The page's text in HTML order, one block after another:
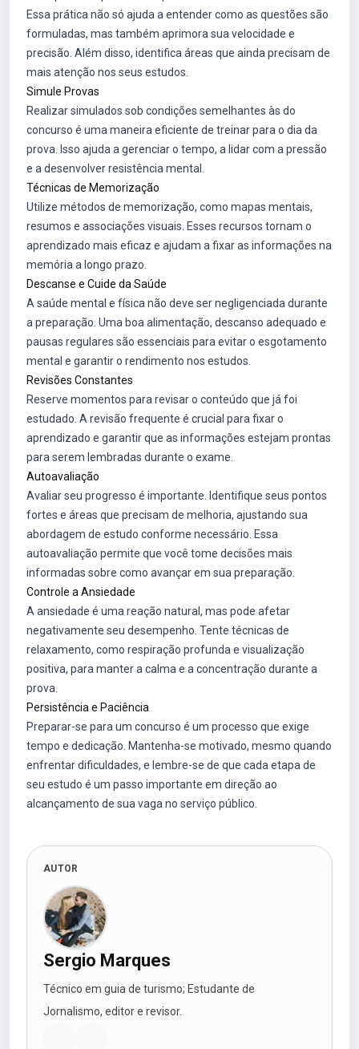
Essa prática não só ajuda a entender como as questões são
formuladas, mas também aprimora sua velocidade e
precisão. Além disso, identifica áreas que ainda precisam de
mais atenção nos seus estudos.
Simule Provas
Realizar simulados sob condições semelhantes às do
concurso é uma maneira eficiente de treinar para o dia da
prova. Isso ajuda a gerenciar o tempo, a lidar com a pressão
e a desenvolver resistência mental.
Técnicas de Memorização
Utilize métodos de memorização, como mapas mentais,
resumos e associações visuais. Esses recursos tornam o
aprendizado mais eficaz e ajudam a fixar as informações na
memória a longo prazo.
Descanse e Cuide da Saúde
A saúde mental e física não deve ser negligenciada durante
a preparação. Uma boa alimentação, descanso adequado e
pausas regulares são essenciais para evitar o esgotamento
mental e garantir o rendimento nos estudos.
Revisões Constantes
Reserve momentos para revisar o conteúdo que já foi
estudado. A revisão frequente é crucial para fixar o
aprendizado e garantir que as informações estejam prontas
para serem lembradas durante o exame.
Autoavaliação
Avaliar seu progresso é importante. Identifique seus pontos
fortes e áreas que precisam de melhoria, ajustando sua
abordagem de estudo conforme necessário. Essa
autoavaliação permite que você tome decisões mais
informadas sobre como avançar em sua preparação.
Controle a Ansiedade
A ansiedade é uma reação natural, mas pode afetar
negativamente seu desempenho. Tente técnicas de
relaxamento, como respiração profunda e visualização
positiva, para manter a calma e a concentração durante a
prova.
Persistência e Paciência
Preparar-se para um concurso é um processo que exige
tempo e dedicação. Mantenha-se motivado, mesmo quando
enfrentar dificuldades, e lembre-se de que cada etapa de
seu estudo é um passo importante em direção ao
alcançamento de sua vaga no serviço público.
AUTOR
Sergio Marques
Técnico em guia de turismo; Estudante de
Jornalismo, editor e revisor.